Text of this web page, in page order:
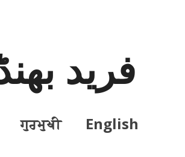
فرید
English
ਗੁਰਮੁਖੀ